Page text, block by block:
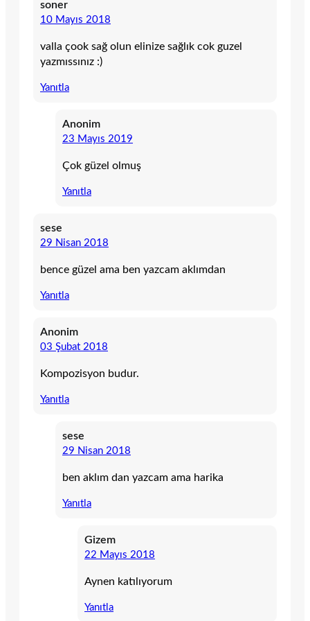
soner
10 Mayıs 2018
valla çook sağ olun elinize sağlık cok guzel
yazmıssınız :)
Yanıtla
Anonim
23 Mayıs 2019
Çok güzel olmuş
Yanıtla
sese
29 Nisan 2018
bence güzel ama ben yazcam aklımdan
Yanıtla
Anonim
03 Şubat 2018
Kompozisyon budur.
Yanıtla
sese
29 Nisan 2018
ben aklım dan yazcam ama harika
Yanıtla
Gizem
22 Mayıs 2018
Aynen katılıyorum
Yanıtla